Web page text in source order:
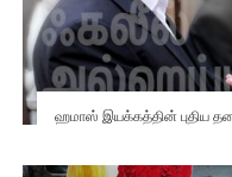
ஹமாஸ் இயக்கத்தின் புதிய